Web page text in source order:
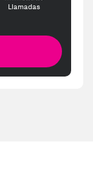
Llamadas